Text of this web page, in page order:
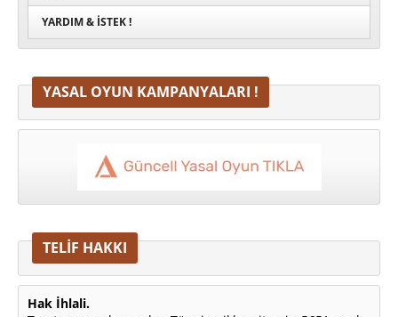
YARDIM & İSTEK !
YASAL OYUN KAMPANYALARI !
TELİF HAKKI
Hak İhlali.